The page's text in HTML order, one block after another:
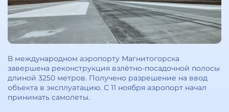
В международном аэропорту Магнитогорска
завершена реконструкция взлётно-посадочной полосы
длиной 3250 метров. Получено разрешение на ввод
объекта в эксплуатацию. С 11 ноября аэропорт начал
принимать самолеты.